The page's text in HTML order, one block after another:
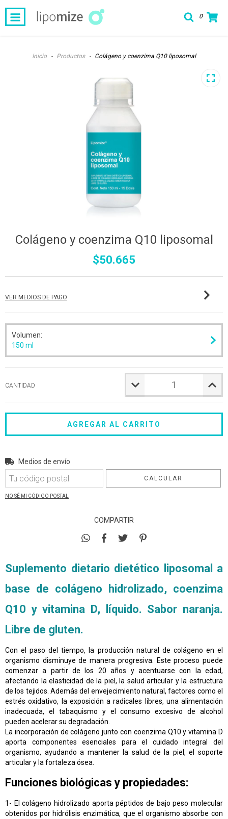
0
Inicio - Productos - Colágeno y coenzima Q10 liposomal
Colágeno y coenzima Q10 liposomal
$50.665
VER MEDIOS DE PAGO
Volumen:
150 ml
CANTIDAD
Entregas para el CP:
Medios de envío
CALCULAR
NO SÉ MI CÓDIGO POSTAL
COMPARTIR
Suplemento dietario dietético liposomal a
base de colágeno hidrolizado, coenzima
Q10 y vitamina D, líquido. Sabor naranja.
Libre de gluten.
Con el paso del tiempo, la producción natural de colágeno en el
organismo disminuye de manera progresiva. Este proceso puede
comenzar a partir de los 20 años y acentuarse con la edad,
afectando la elasticidad de la piel, la salud articular y la estructura
de los tejidos. Además del envejecimiento natural, factores como el
estrés oxidativo, la exposición a radicales libres, una alimentación
inadecuada, el tabaquismo y el consumo excesivo de alcohol
pueden acelerar su degradación.
La incorporación de colágeno junto con coenzima Q10 y vitamina D
aporta componentes esenciales para el cuidado integral del
organismo, ayudando a mantener la salud de la piel, el soporte
articular y la fortaleza ósea.
Funciones biológicas y propiedades:
1- El colágeno hidrolizado aporta péptidos de bajo peso molecular
obtenidos por hidrólisis enzimática, que el organismo absorbe con